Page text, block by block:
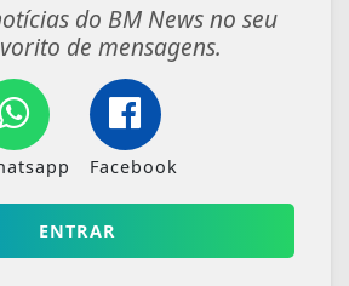
do BM News no seu
de mensagens.
Facebook
ENTRAR